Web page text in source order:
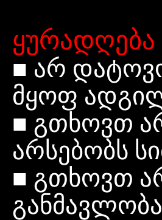
ყურადღება
■ არ
მყოფ
■ გთხოვთ
არსებობს
■ გთხოვთ